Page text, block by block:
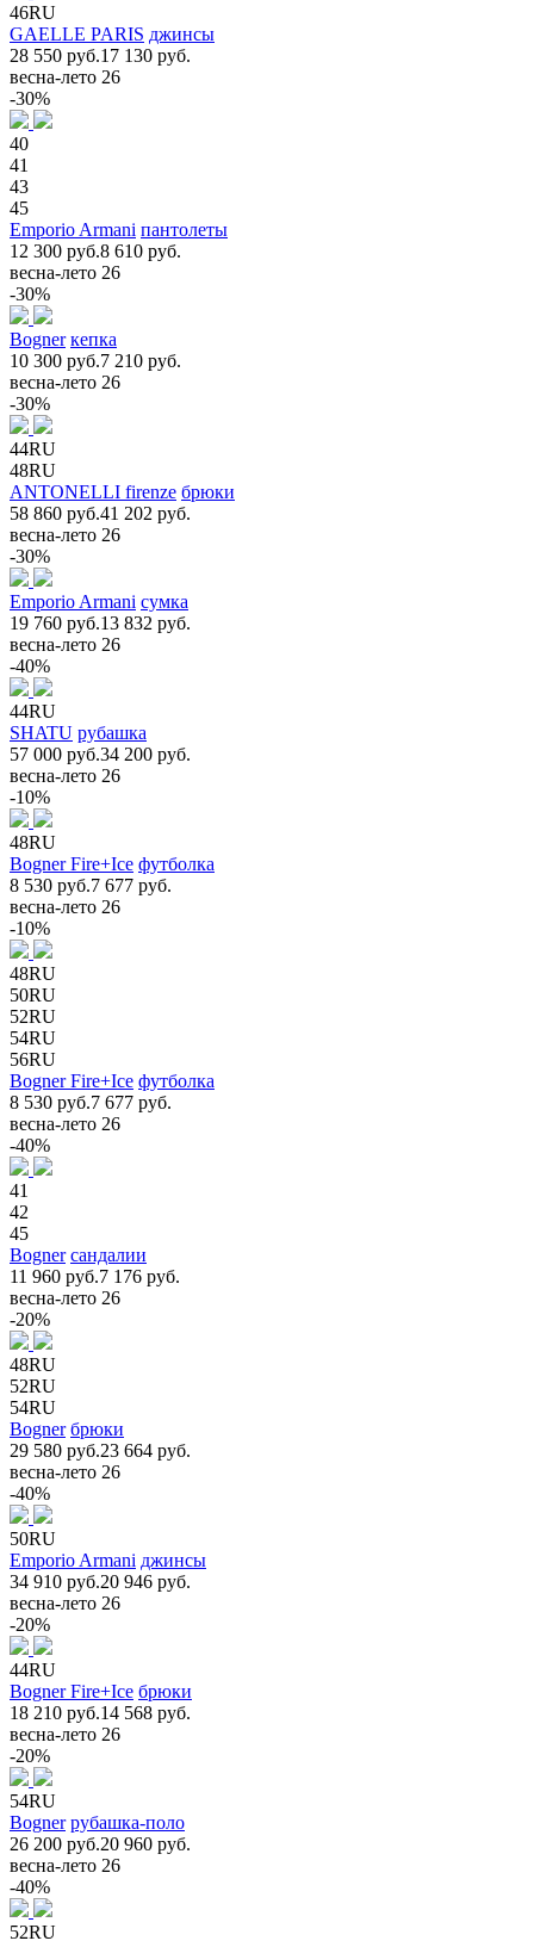
46RU
GAELLE PARIS джинсы
28 550 руб.17 130 руб.
весна-лето 26
-30%
40
41
43
45
Emporio Armani пантолеты
12 300 руб.8 610 руб.
весна-лето 26
-30%
Bogner кепка
10 300 руб.7 210 руб.
весна-лето 26
-30%
44RU
48RU
ANTONELLI firenze брюки
58 860 руб.41 202 руб.
весна-лето 26
-30%
Emporio Armani сумка
19 760 руб.13 832 руб.
весна-лето 26
-40%
44RU
SHATU рубашка
57 000 руб.34 200 руб.
весна-лето 26
-10%
48RU
Bogner Fire+Ice футболка
8 530 руб.7 677 руб.
весна-лето 26
-10%
48RU
50RU
52RU
54RU
56RU
Bogner Fire+Ice футболка
8 530 руб.7 677 руб.
весна-лето 26
-40%
41
42
45
Bogner сандалии
11 960 руб.7 176 руб.
весна-лето 26
-20%
48RU
52RU
54RU
Bogner брюки
29 580 руб.23 664 руб.
весна-лето 26
-40%
50RU
Emporio Armani джинсы
34 910 руб.20 946 руб.
весна-лето 26
-20%
44RU
Bogner Fire+Ice брюки
18 210 руб.14 568 руб.
весна-лето 26
-20%
54RU
Bogner рубашка-поло
26 200 руб.20 960 руб.
весна-лето 26
-40%
52RU